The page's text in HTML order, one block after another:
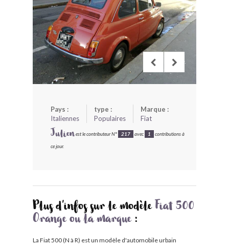
MODÈLES ET MARQUES
COMMENT FONCTIONNE BLV ?
Pays :
Italiennes
type :
Populaires
Marque :
Fiat
Julienest le contributeur N° 217 avec 1 contributions à
ce jour.
Plus d'infos sur le modèle Fiat 500
Orange ou la marque:
La Fiat 500 (N à R) est un modèle d'automobile urbain